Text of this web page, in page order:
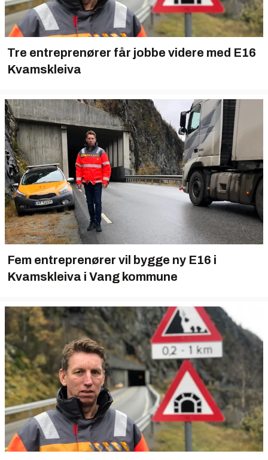
Tre entreprenører får jobbe videre med E16
Kvamskleiva
Fem entreprenører vil bygge ny E16 i
Kvamskleiva i Vang kommune